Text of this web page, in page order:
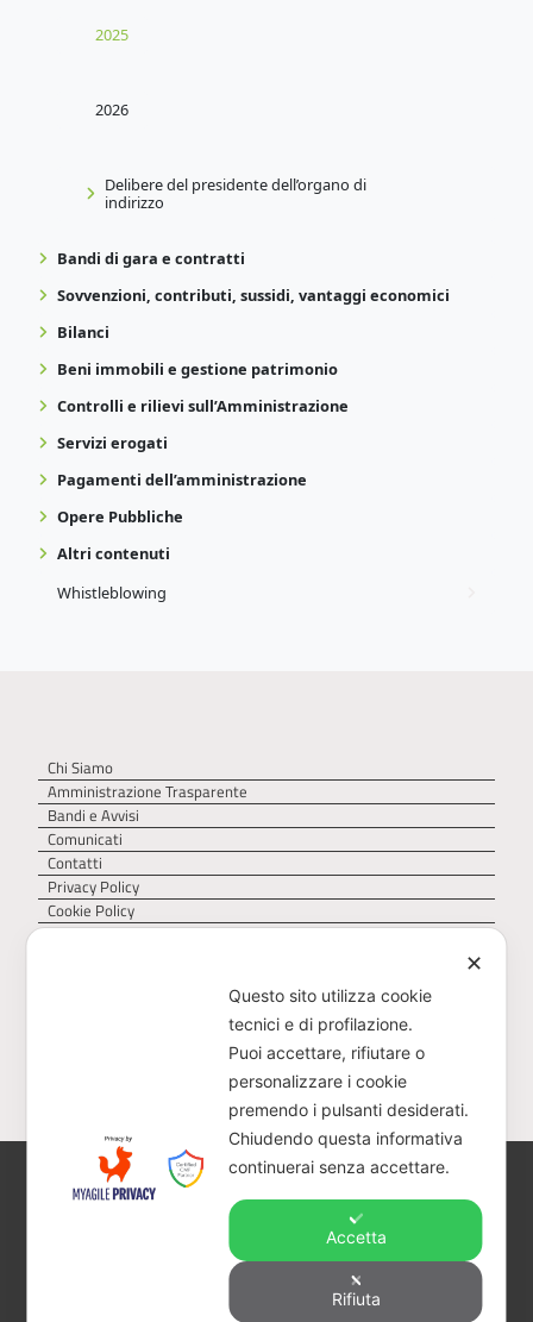
2025
2026
Delibere del presidente dell’organo di
indirizzo
Bandi di gara e contratti
Sovvenzioni, contributi, sussidi, vantaggi economici
Bilanci
Beni immobili e gestione patrimonio
Controlli e rilievi sull’Amministrazione
Servizi erogati
Pagamenti dell’amministrazione
Opere Pubbliche
Altri contenuti
Whistleblowing
Chi Siamo
Amministrazione Trasparente
Bandi e Avvisi
Comunicati
Contatti
Privacy Policy
Cookie Policy
AGER – Agenzia Territoriale della Regione Puglia
per il servizio di gestione dei rifiuti – Via Delle
Magnolie 6/8, 70026 Z.I. Modugno (BA)
CF 93473040728 – PEC:
protocollo@pec.ager.puglia.it – TEL: 0805407750
✕
Questo sito utilizza cookie
tecnici e di profilazione.
Puoi accettare, rifiutare o
personalizzare i cookie
premendo i pulsanti desiderati.
Chiudendo questa informativa
continuerai senza accettare.
Accetta
Rifiuta